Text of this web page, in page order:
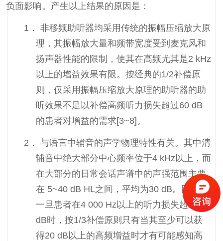
负面影响。产生以上结果的原因是：
1． 非移频助听器均采用传统的振幅压缩放大原
理，其振幅放大量和频带宽度受到麦克风和
扬声器性能的限制，使其在高频尤其是2 kHz
以上的增益效果有限。按经典的1/2补偿原
则，仅采用振幅压缩放大原理的助听器的助
听效果不足以补偿高频听力损失超过60 dB
的患者对增益的需求[3~8]。
2． 与语言中辅音的声学物理特性有关。其中清
辅音中绝大部分中心频率位于4 kHz 以上，而
在大部分的日常会话声谱中的声强范围主要
在 5~40 dB HL之间，平均为30 dB。因此，
一旦患者在4 000 Hz以上的听力损失超过60
dB时，按1/3补偿原则只有当其至少可以获
得20 dB 以上的高频增益时才有可能感知高